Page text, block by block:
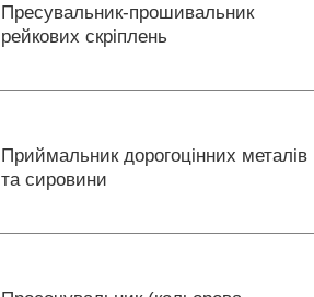
Пресувальник-прошивальник
рейкових скріплень
Приймальник дорогоцінних металів
та сировини